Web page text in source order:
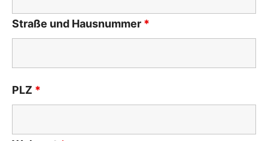
Straße und Hausnummer *
PLZ *